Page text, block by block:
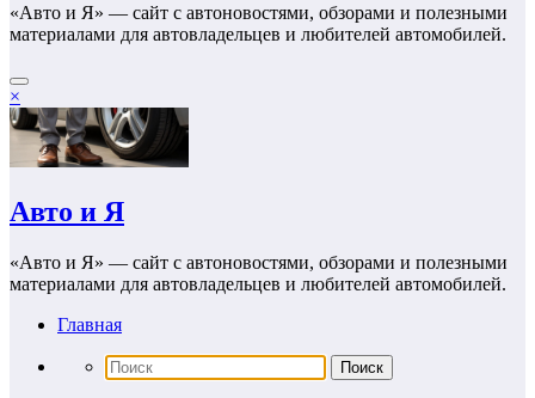
«Авто и Я» — сайт с автоновостями, обзорами и полезными
материалами для автовладельцев и любителей автомобилей.
×
Авто и Я
«Авто и Я» — сайт с автоновостями, обзорами и полезными
материалами для автовладельцев и любителей автомобилей.
Главная